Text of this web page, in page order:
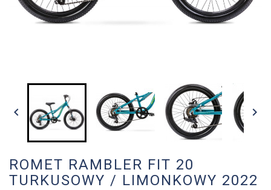
 
ROMET RAMBLER FIT 20
TURKUSOWY / LIMONKOWY 2022